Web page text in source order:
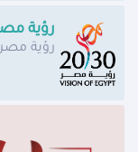
رؤية مصر
رؤية مصر